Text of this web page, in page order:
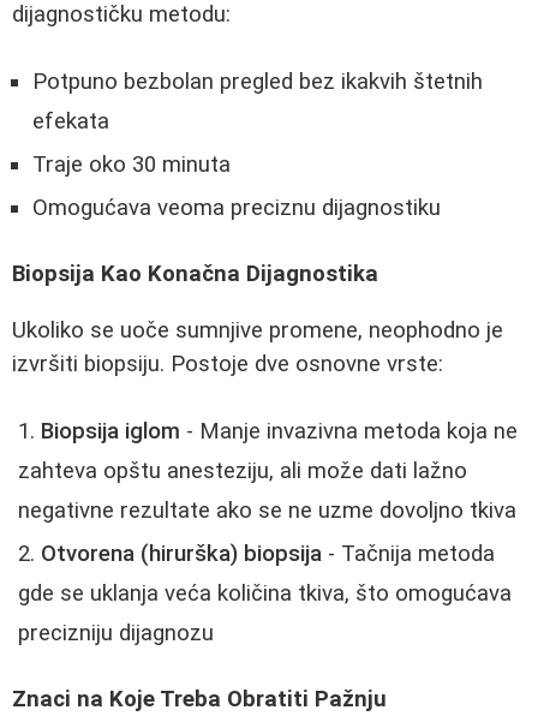
dijagnostičku metodu:
Potpuno bezbolan pregled bez ikakvih štetnih
efekata
Traje oko 30 minuta
Omogućava veoma preciznu dijagnostiku
Biopsija Kao Konačna Dijagnostika
Ukoliko se uoče sumnjive promene, neophodno je
izvršiti biopsiju. Postoje dve osnovne vrste:
Biopsija iglom - Manje invazivna metoda koja ne
zahteva opštu anesteziju, ali može dati lažno
negativne rezultate ako se ne uzme dovoljno tkiva
Otvorena (hirurška) biopsija - Tačnija metoda
gde se uklanja veća količina tkiva, što omogućava
precizniju dijagnozu
Znaci na Koje Treba Obratiti Pažnju